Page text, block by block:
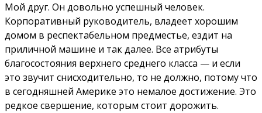
Мой друг. Он довольно успешный человек.
Корпоративный руководитель, владеет хорошим
домом в респектабельном предместье, ездит на
приличной машине и так далее. Все атрибуты
благосостояния верхнего среднего класса — и если
это звучит снисходительно, то не должно, потому что
в сегодняшней Америке это немалое достижение. Это
редкое свершение, которым стоит дорожить.